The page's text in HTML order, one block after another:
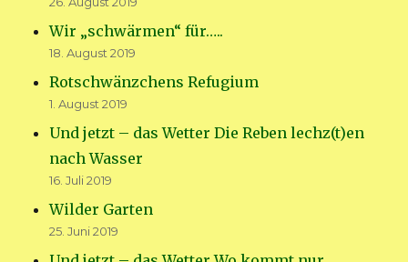
Wir „schwärmen“ für…..
18. August 2019
Rotschwänzchens Refugium
1. August 2019
Und jetzt – das Wetter Die Reben lechz(t)en
nach Wasser
16. Juli 2019
Wilder Garten
25. Juni 2019